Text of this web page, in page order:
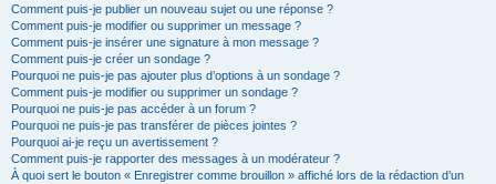
Comment puis-je publier un nouveau sujet ou une réponse ?
Comment puis-je modifier ou supprimer un message ?
Comment puis-je insérer une signature à mon message ?
Comment puis-je créer un sondage ?
Pourquoi ne puis-je pas ajouter plus d’options à un sondage ?
Comment puis-je modifier ou supprimer un sondage ?
Pourquoi ne puis-je pas accéder à un forum ?
Pourquoi ne puis-je pas transférer de pièces jointes ?
Pourquoi ai-je reçu un avertissement ?
Comment puis-je rapporter des messages à un modérateur ?
À quoi sert le bouton « Enregistrer comme brouillon » affiché lors de la rédaction d’un